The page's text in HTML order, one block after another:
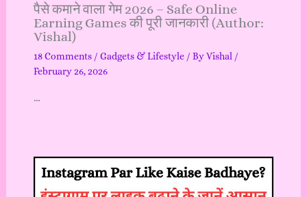
पैसे कमाने वाला गेम 2026 – Safe Online
Earning Games की पूरी जानकारी (Author:
Vishal)
18 Comments / Gadgets & Lifestyle/ ByVishal /
February 26, 2026
…